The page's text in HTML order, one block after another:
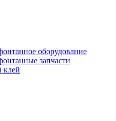
оборудование
запчасти
клей